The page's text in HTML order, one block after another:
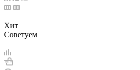
Хит
Советуем